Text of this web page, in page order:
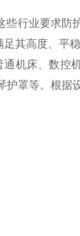
行业要求防
其高度、平稳
机床、数控
罩等。根据